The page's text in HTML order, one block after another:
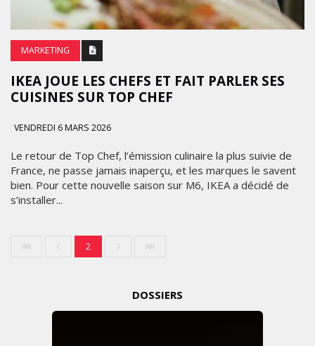
MARKETING
IKEA JOUE LES CHEFS ET FAIT PARLER SES
CUISINES SUR TOP CHEF
VENDREDI 6 MARS 2026
Le retour de Top Chef, l’émission culinaire la plus suivie de
France, ne passe jamais inaperçu, et les marques le savent
bien. Pour cette nouvelle saison sur M6, IKEA a décidé de
s’installer...
2
DOSSIERS